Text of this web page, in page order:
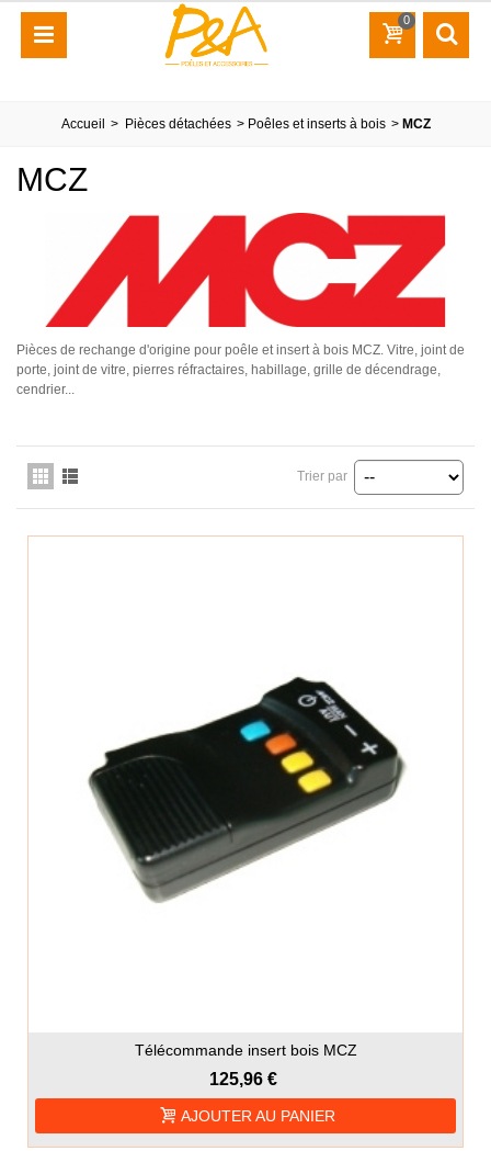
0
Accueil > Pièces détachées > Poêles et inserts à bois > MCZ
MCZ
Pièces de rechange d'origine pour poêle et insert à bois MCZ. Vitre, joint de
porte, joint de vitre, pierres réfractaires, habillage, grille de décendrage,
cendrier...
Trier par
Télécommande insert bois MCZ
125,96 €
AJOUTER AU PANIER